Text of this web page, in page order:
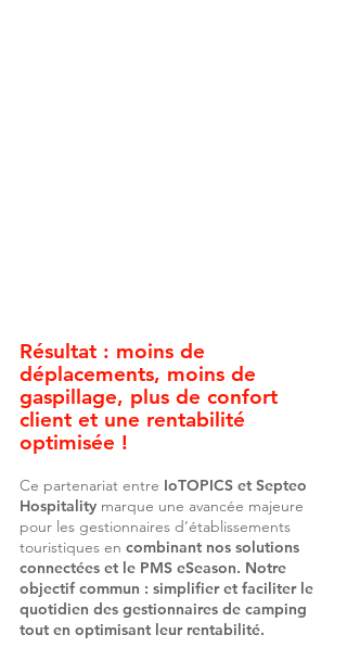
Résultat : moins de
déplacements, moins de
gaspillage, plus de confort
client et une rentabilité
optimisée !
Ce partenariat entre IoTOPICS et Septeo
Hospitality marque une avancée majeure
pour les gestionnaires d’établissements
touristiques en combinant nos solutions
connectées et le PMS eSeason. Notre
objectif commun : simplifier et faciliter le
quotidien des gestionnaires de camping
tout en optimisant leur rentabilité.